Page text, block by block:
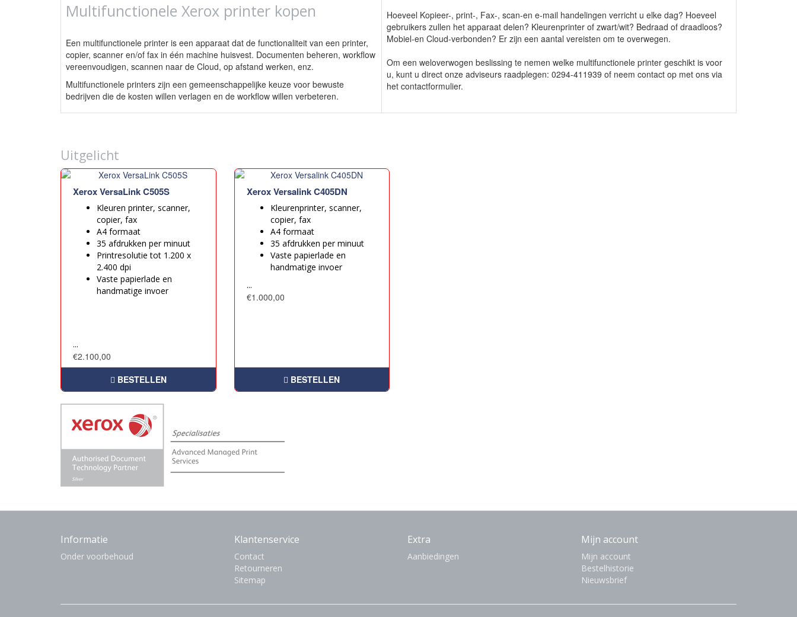
Multifunctionele Xerox printer kopen
Een multifunctionele printer is een apparaat dat de functionaliteit van een printer,
copier, scanner en/of fax in één machine huisvest. Documenten beheren, workflow
vereenvoudigen, scannen naar de Cloud, op afstand werken, enz.
Multifunctionele printers zijn een gemeenschappelijke keuze voor bewuste
bedrijven die de kosten willen verlagen en de workflow willen verbeteren.
Hoeveel Kopieer-, print-, Fax-, scan-en e-mail handelingen verricht u elke dag? Hoeveel
gebruikers zullen het apparaat delen? Kleurenprinter of zwart/wit? Bedraad of draadloos?
Mobiel-en Cloud-verbonden? Er zijn een aantal vereisten om te overwegen.
Om een weloverwogen beslissing te nemen welke multifunctionele printer geschikt is voor
u, kunt u direct onze adviseurs raadplegen: 0294-411939 of neem contact op met ons via
het contactformulier.
Uitgelicht
Xerox VersaLink C505S
Kleuren printer, scanner,
copier, fax
A4 formaat
35 afdrukken per minuut
Printresolutie tot 1.200 x
2.400 dpi
Vaste papierlade en
handmatige invoer
...
€2.100,00
BESTELLEN
Xerox Versalink C405DN
Kleurenprinter, scanner,
copier, fax
A4 formaat
35 afdrukken per minuut
Vaste papierlade en
handmatige invoer
...
€1.000,00
BESTELLEN
Informatie
Onder voorbehoud
Klantenservice
Contact
Retourneren
Sitemap
Extra
Aanbiedingen
Mijn account
Mijn account
Bestelhistorie
Nieuwsbrief